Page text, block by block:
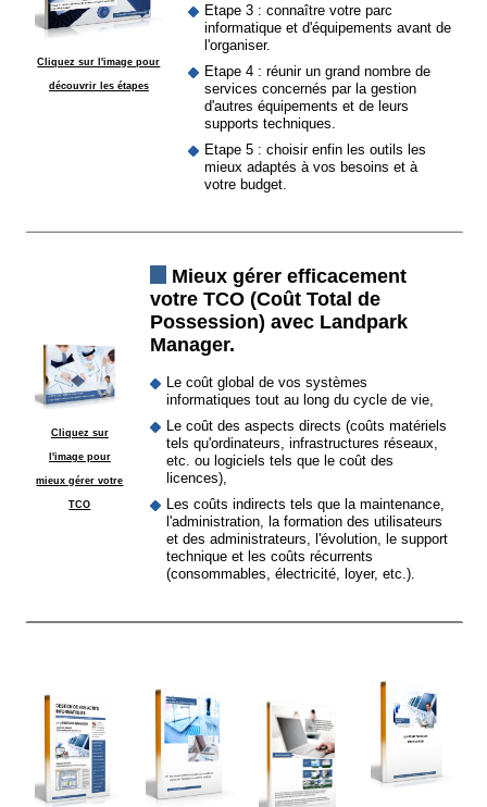
Cliquez sur l'image pour
découvrir les étapes
Etape 3 : connaître votre parc
informatique et d'équipements avant de
l'organiser.
Etape 4 : réunir un grand nombre de
services concernés par la gestion
d'autres équipements et de leurs
supports techniques.
Etape 5 : choisir enfin les outils les
mieux adaptés à vos besoins et à
votre budget.
Cliquez sur
l'image pour
mieux gérer votre
TCO
Mieux gérer efficacement
votre TCO (Coût Total de
Possession) avec Landpark
Manager.
Le coût global de vos systèmes
informatiques tout au long du cycle de vie,
Le coût des aspects directs (coûts matériels
tels qu'ordinateurs, infrastructures réseaux,
etc. ou logiciels tels que le coût des
licences),
Les coûts indirects tels que la maintenance,
l'administration, la formation des utilisateurs
et des administrateurs, l'évolution, le support
technique et les coûts récurrents
(consommables, électricité, loyer, etc.).